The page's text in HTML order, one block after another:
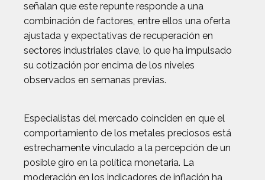
señalan que este repunte responde a una
combinación de factores, entre ellos una oferta
ajustada y expectativas de recuperación en
sectores industriales clave, lo que ha impulsado
su cotización por encima de los niveles
observados en semanas previas.
Especialistas del mercado coinciden en que el
comportamiento de los metales preciosos está
estrechamente vinculado a la percepción de un
posible giro en la política monetaria. La
moderación en los indicadores de inflación ha